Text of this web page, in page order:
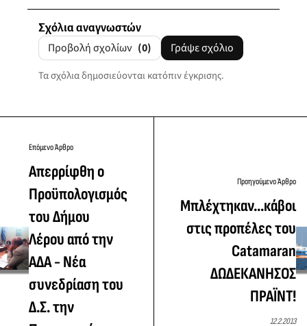
Σχόλια αναγνωστών
Προβολή σχολίων (0) Γράψε σχόλιο
Τα σχόλια δημοσιεύονται κατόπιν έγκρισης.
Επόμενο Άρθρο
Απερρίφθη ο
Προϋπολογισμός
του Δήμου
Λέρου από την
ΑΔΑ - Νέα
συνεδρίαση του
Δ.Σ. την
Προηγούμενο Άρθρο
Μπλέχτηκαν...κάβοι
στις προπέλες του
Catamaran
ΔΩΔΕΚΑΝΗΣΟΣ
ΠΡΑΪΝΤ!
12.2.2013